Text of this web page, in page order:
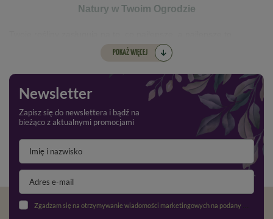
Natury w Twoim Ogrodzie
naturalne! Oferujemy szeroki wybór
naturalnych nawozów
które w sposób bezpieczny i ekologiczny wzbogacają glebę,
dostarczając roślinom wszystkich niezbędnych składników
odżywczych. W naszej ofercie znajdziesz komposty, biohumusy
oraz inne ekologiczne nawozy, które wspierają zdrowy wzrost
roślin bez chemii.Nie zapominamy również o ochronie roślin –
nasza gama naturalnychśrodków ochrony roślin
pozwala
skutecznie zwalczać szkodniki i choroby, nie szkodząc przy tym
środowisku.
Podłoża – Fundament Zdrowego Ogrodu
Solidne podłoże to podstawa każdego ogrodu. U nas znajdziesz
wysokiej jakości
podłoża
, które zapewniają optymalne warunki
POKAŻ WIĘCEJ
Newsletter
Zapisz się do newslettera i bądź na
bieżąco z aktualnymi promocjami
Zgadzam się na otrzymywanie wiadomości marketingowych na podany adres e-mail oraz przetwarzanie danych osobowych zgodnie z